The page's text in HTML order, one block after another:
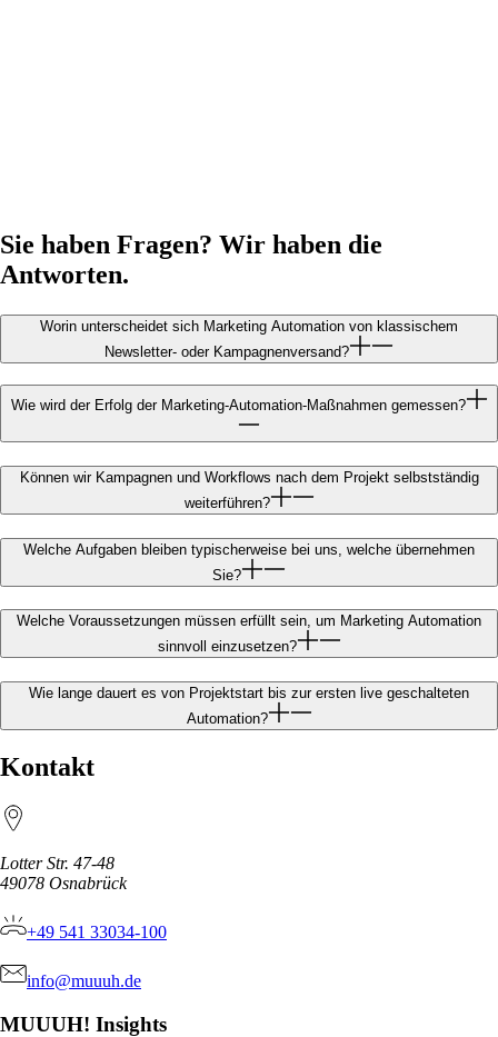
Sie haben Fragen? Wir haben die
Antworten.
Worin unterscheidet sich Marketing Automation von klassischem
Newsletter- oder Kampagnenversand?
Wie wird der Erfolg der Marketing-Automation-Maßnahmen gemessen?
Können wir Kampagnen und Workflows nach dem Projekt selbstständig
weiterführen?
Welche Aufgaben bleiben typischerweise bei uns, welche übernehmen
Sie?
Welche Voraussetzungen müssen erfüllt sein, um Marketing Automation
sinnvoll einzusetzen?
Wie lange dauert es von Projektstart bis zur ersten live geschalteten
Automation?
Kontakt
Lotter Str. 47-48
49078 Osnabrück
+49 541 33034-100
info@muuuh.de
MUUUH! Insights